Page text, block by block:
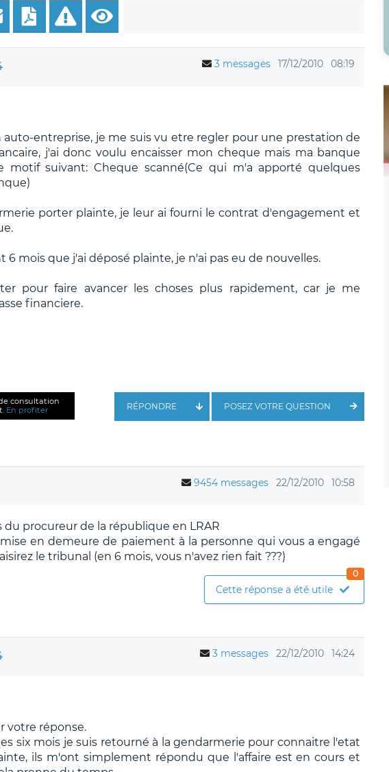
3 messages 17/12/2010 08:19
entreprise, je me suis vu etre regler pour une prestation de
j'ai donc voulu encaisser mon cheque mais ma banque
motif suivant: Cheque scanné(Ce qui m'a apporté quelques
porter plainte, je leur ai fourni le contrat d'engagement et
6 mois que j'ai déposé plainte, je n'ai pas eu de nouvelles.
pour faire avancer les choses plus rapidement, car je me
financiere.
consultation
En profiter POSEZ VOTRE QUESTION
RÉPONDRE
9454 messages 22/12/2010 10:58
du procureur de la république en LRAR
en demeure de paiement à la personne qui vous a engagé
le tribunal (en 6 mois, vous n'avez rien fait ???)
Cette réponse a été utile
0
3 messages 22/12/2010 14:24
votre réponse.
six mois je suis retourné à la gendarmerie pour connaitre l'etat
ils m'ont simplement répondu que l'affaire est en cours et